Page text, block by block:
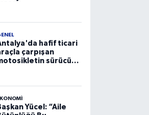
hafif ticari
çarpışan
sürücüsü
Yücel: “Aile